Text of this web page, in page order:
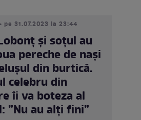
• pe 31.07.2023 la 23:44
și soțul au
pereche de nași
din burtică.
celebru din
îi va boteza al
”Nu au alți fini”